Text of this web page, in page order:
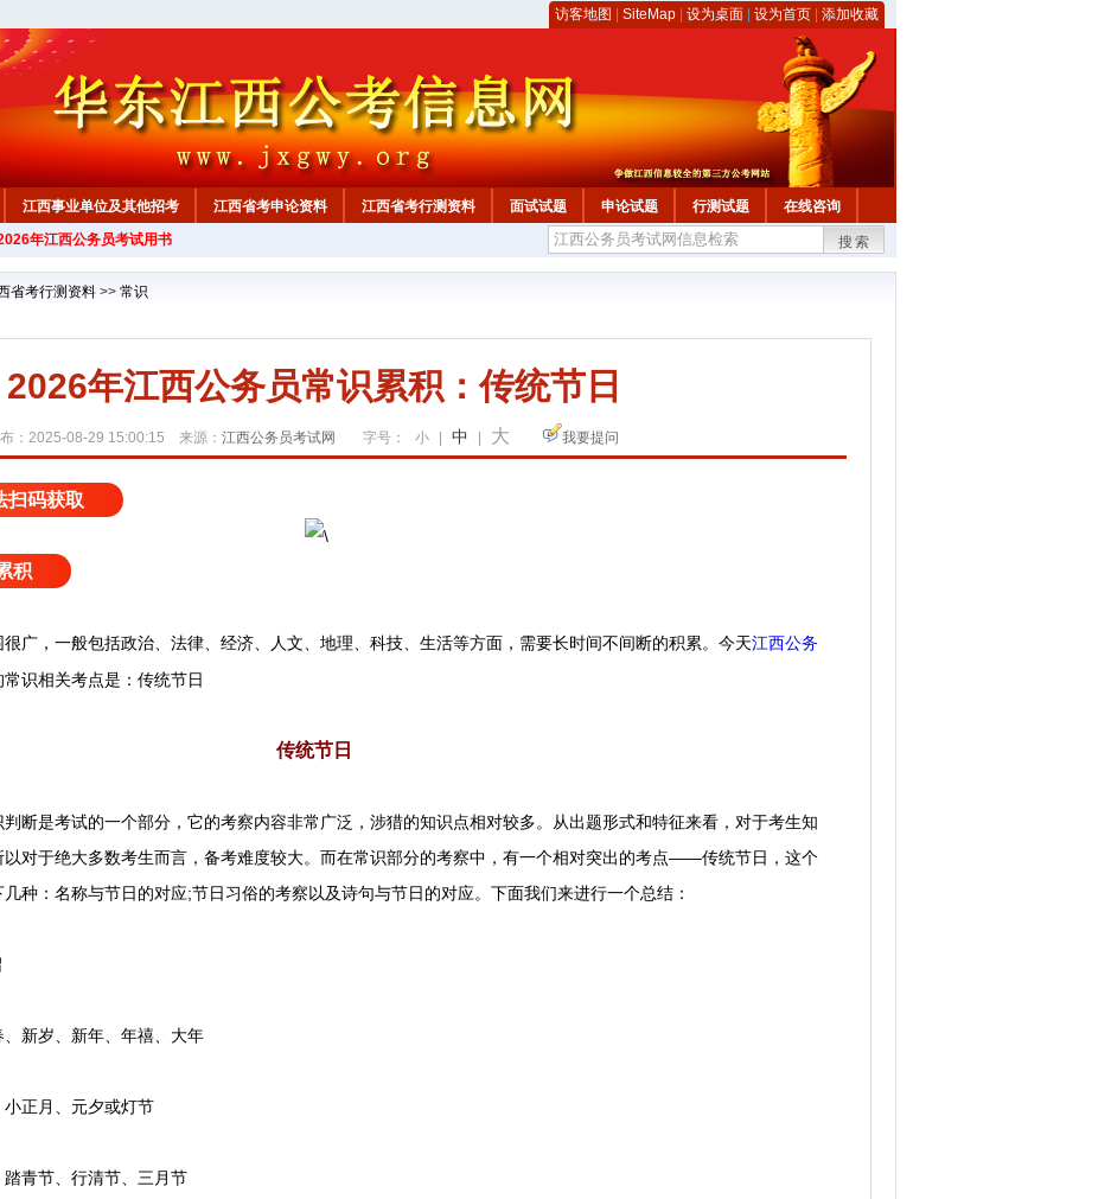
访客地图 SiteMap 设为桌面 设为首页 添加收藏
江西事业单位及其他招考 江西省考申论资料 江西省考行测资料 面试试题 申论试题 行测试题 在线咨询
年江西公务员考试用书 搜索
省考行测资料 >> 常识
2026年江西公务员常识累积：传统节日
：2025-08-29 15:00:15 来源： 江西公务员考试网 字号： 小 中 大 我要提问
扫码获取
积
广，一般包括政治、法律、经济、人文、地理、科技、生活等方面，需要长时间不间断的积累。今天江西公务
识相关考点是： 传统节日
传统节日
是考试的一个部分，它的考察内容非常广泛，涉猎的知识点相对较多。从出题形式和特征来看，对于考生知
以对于绝大多数考生而言，备考难度较大。而在常识部分的考察中，有一个相对突出的考点——传统节日，这个
种：名称与节日的对应;节日习俗的考察以及诗句与节日的对应。下面我们来进行一个总结：
新岁、新年、年禧、大年
正月、元夕或灯节
青节、行清节、三月节